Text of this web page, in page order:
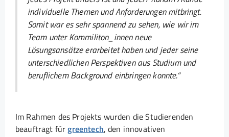
individuelle Themen und Anforderungen mitbringt.
Somit war es sehr spannend zu sehen, wie wir im
Team unter Kommiliton_innen neue
Lösungsansätze erarbeitet haben und jeder seine
unterschiedlichen Perspektiven aus Studium und
beruflichem Background einbringen konnte.“
Im Rahmen des Projekts wurden die Studierenden
beauftragt fürgreentech, den innovativen